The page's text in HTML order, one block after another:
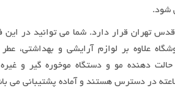
شود.
تهران قرار دارد. شما می توانید در این
علاوه بر لوازم آرایشی و بهداشتی،
حالت دهنده مو و دستگاه موخوره گیر و